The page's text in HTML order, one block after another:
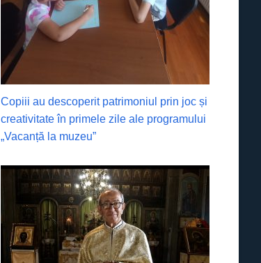
Copiii au descoperit patrimoniul prin joc și
creativitate în primele zile ale programului
„Vacanță la muzeu”